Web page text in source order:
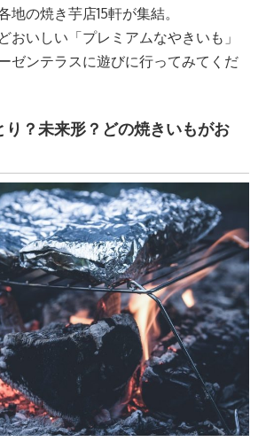
地の焼き芋店15軒が集結。
おいしい「プレミアムなやきいも」
ゼンテラスに遊びに行ってみてくだ
り？未来形？どの焼きいもがお